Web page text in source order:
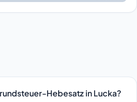
Hebesatz in Lucka?